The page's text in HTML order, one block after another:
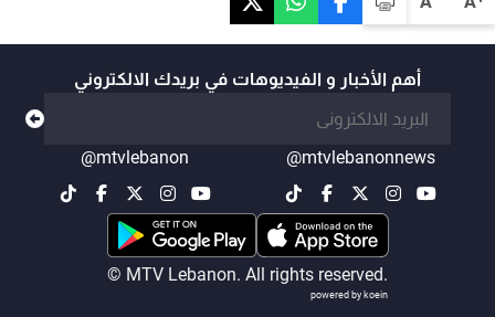
أهم الأخبار و الفيديوهات في بريدك الالكتروني
@mtvlebanonnews
@mtvlebanon
© MTV Lebanon. All rights reserved.
powered by koein